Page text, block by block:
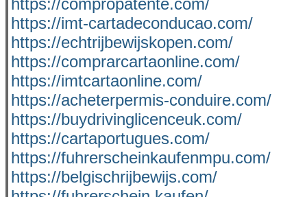
https://compropatente.com/
https://imt-cartadeconducao.com/
https://echtrijbewijskopen.com/
https://comprarcartaonline.com/
https://imtcartaonline.com/
https://acheterpermis-conduire.com/
https://buydrivinglicenceuk.com/
https://cartaportugues.com/
https://fuhrerscheinkaufenmpu.com/
https://belgischrijbewijs.com/